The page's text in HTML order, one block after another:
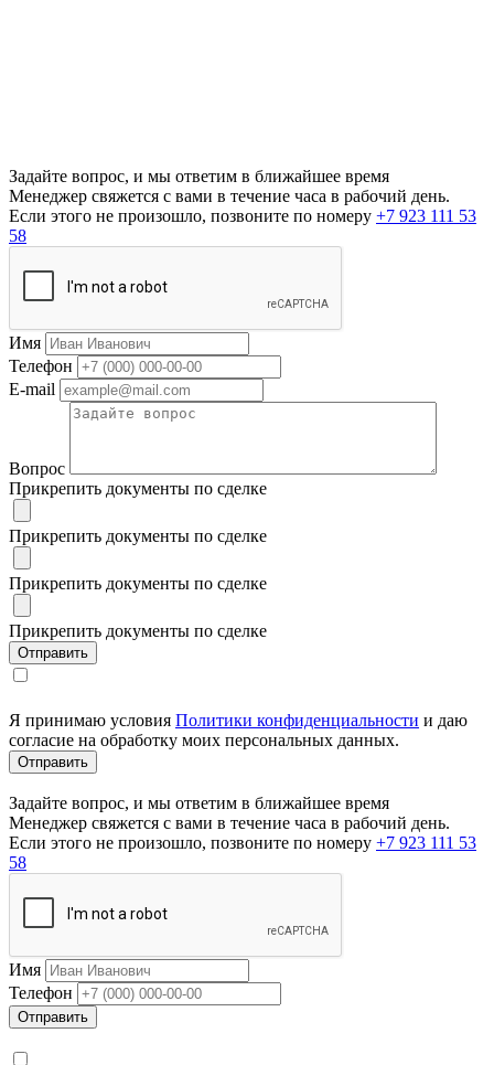
Задайте вопрос, и мы ответим в ближайшее время
Менеджер свяжется с вами в течение часа в рабочий день.
Если этого не произошло, позвоните по номеру +7 923 111 53
58
Имя
Телефон
E-mail
Вопрос
Прикрепить документы по сделке
Прикрепить документы по сделке
Прикрепить документы по сделке
Прикрепить документы по сделке
Я принимаю условия Политики конфиденциальности и даю
согласие на обработку моих персональных данных.
Задайте вопрос, и мы ответим в ближайшее время
Менеджер свяжется с вами в течение часа в рабочий день.
Если этого не произошло, позвоните по номеру +7 923 111 53
58
Имя
Телефон